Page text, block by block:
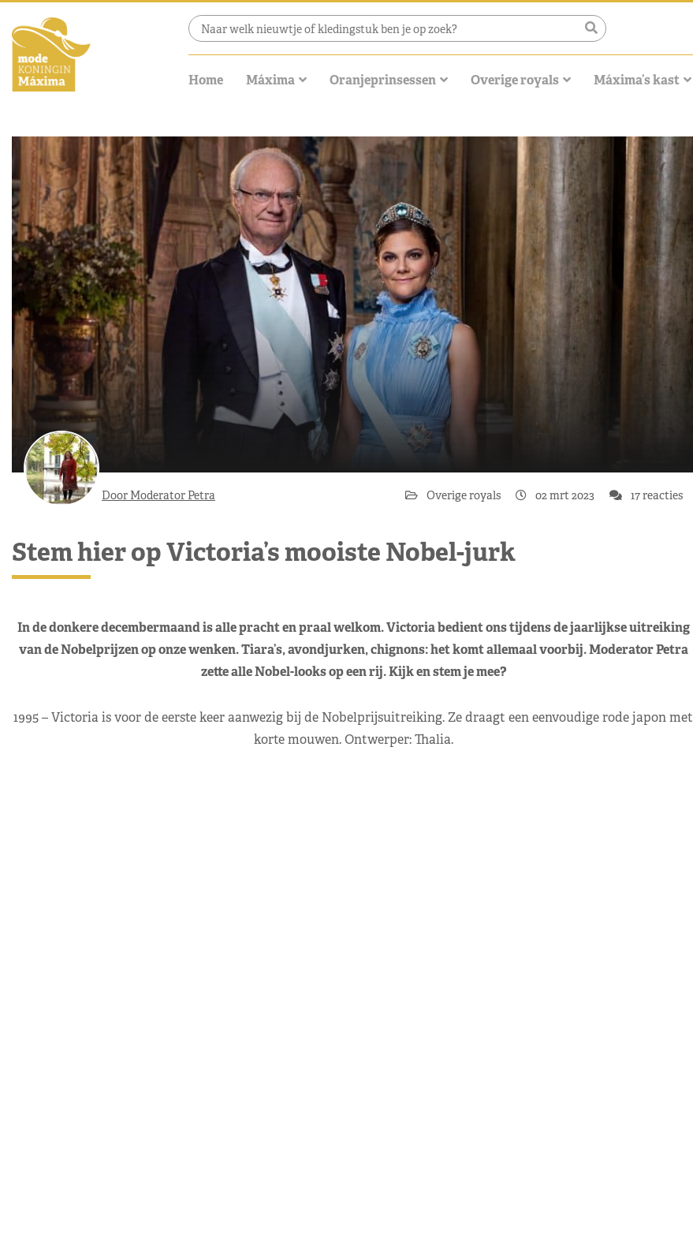
Home Máxima Oranjeprinsessen Overige royals Máxima’s kast
Door Moderator Petra Overige royals 02 mrt 2023 17 reacties
Stem hier op Victoria’s mooiste Nobel-jurk
In de donkere decembermaand is alle pracht en praal welkom. Victoria bedient ons tijdens de jaarlijkse uitreiking
van de Nobelprijzen op onze wenken. Tiara’s, avondjurken, chignons: het komt allemaal voorbij. Moderator Petra
zette alle Nobel-looks op een rij. Kijk en stem je mee?
1995 – Victoria is voor de eerste keer aanwezig bij de Nobelprijsuitreiking. Ze draagt een eenvoudige rode japon met
korte mouwen. Ontwerper: Thalia.